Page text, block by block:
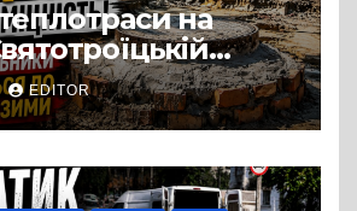
на
порівняно із
термінами.
не відкрили
EDITOR